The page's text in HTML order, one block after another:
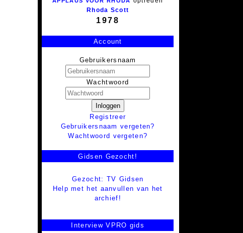
Rhoda Scott
1978
Account
Gebruikersnaam
Wachtwoord
Inloggen
Registreer
Gebruikersnaam vergeten?
Wachtwoord vergeten?
Gidsen Gezocht!
Gezocht: TV Gidsen
Help met het aanvullen van het
archief!
Interview VPRO gids